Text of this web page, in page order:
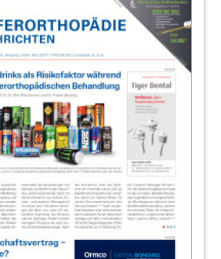
Georg Bischoff, Dipl.-Kffr.
zum Erfolg
Entwicklungen digitaler
das Gesicht als Ganzes im
Grau